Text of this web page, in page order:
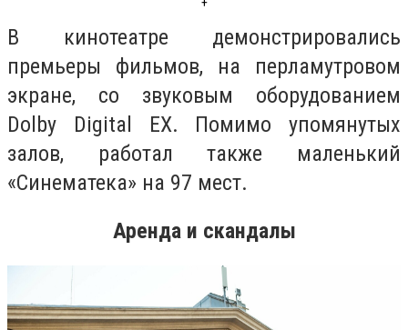
В кинотеатре демонстрировались
премьеры фильмов, на перламутровом
экране, со звуковым оборудованием
Dolby Digital EX. Помимо упомянутых
залов, работал также маленький
«Синематека» на 97 мест.
Аренда и скандалы